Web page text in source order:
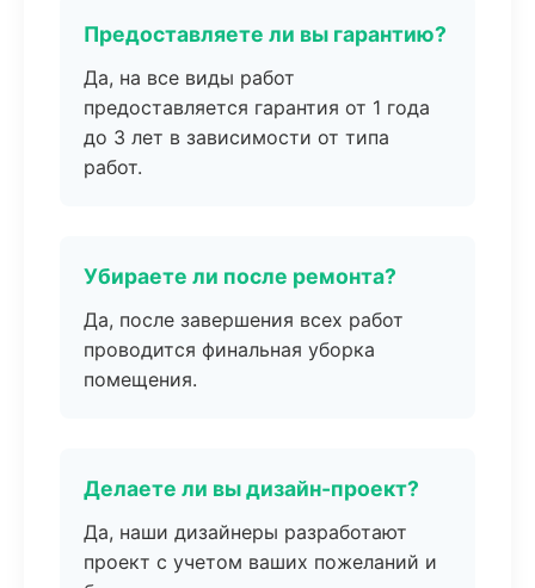
Предоставляете ли вы гарантию?
Да, на все виды работ
предоставляется гарантия от 1 года
до 3 лет в зависимости от типа
работ.
Убираете ли после ремонта?
Да, после завершения всех работ
проводится финальная уборка
помещения.
Делаете ли вы дизайн-проект?
Да, наши дизайнеры разработают
проект с учетом ваших пожеланий и